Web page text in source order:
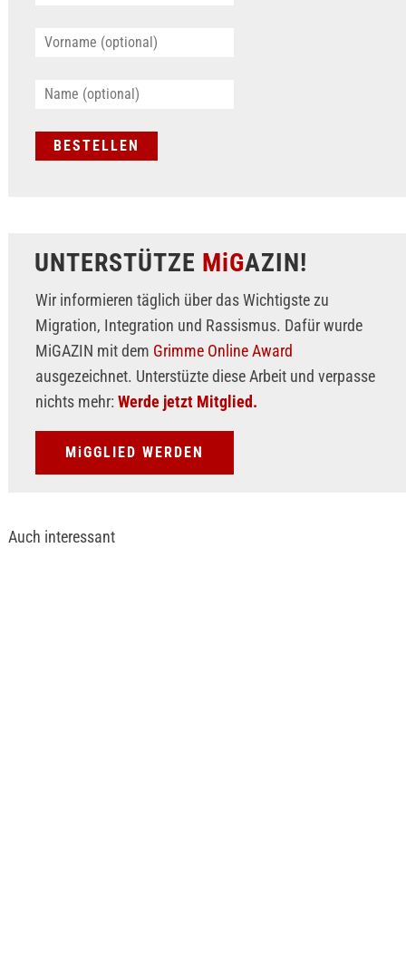
UNTERSTÜTZE MiGAZIN!
Wir informieren täglich über das Wichtigste zu
Migration, Integration und Rassismus. Dafür wurde
MiGAZIN mit dem Grimme Online Award
ausgezeichnet. Unterstüzte diese Arbeit und verpasse
nichts mehr: Werde jetzt Mitglied.
MiGGLIED WERDEN
Auch interessant